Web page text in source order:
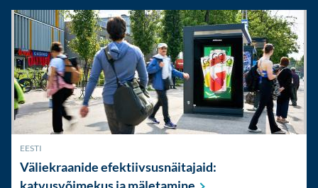
EESTI
Väliekraanide efektiivsusnäitajaid: